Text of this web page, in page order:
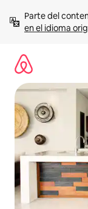
contenido
Parte del
en el idioma